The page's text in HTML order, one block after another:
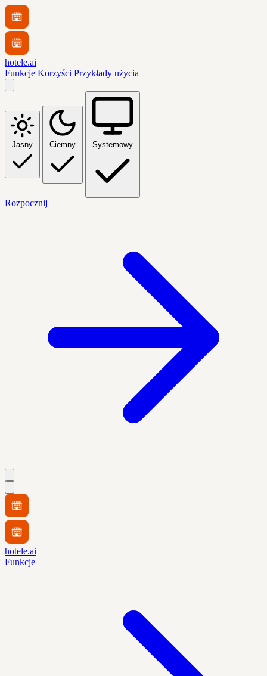
hotele.ai
Funkcje Korzyści Przykłady użycia
Jasny Ciemny Systemowy
Rozpocznij
hotele.ai
Funkcje